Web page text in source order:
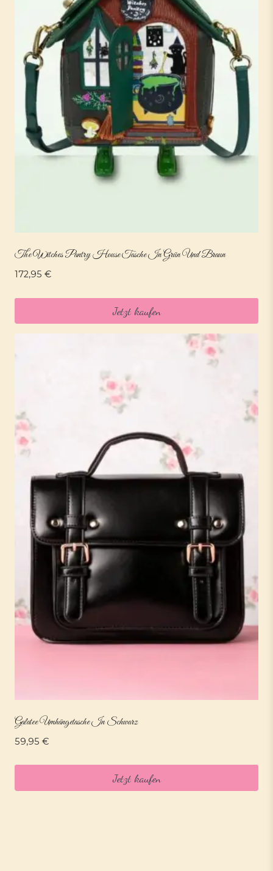
The Witches Pantry House Tasche In Grün Und Braun
172,95 €
Jetzt kaufen
Galatee Umhängetasche In Schwarz
59,95 €
Jetzt kaufen